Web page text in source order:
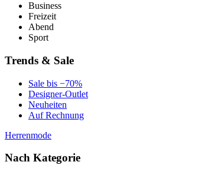
Business
Freizeit
Abend
Sport
Trends & Sale
Sale bis −70%
Designer-Outlet
Neuheiten
Auf Rechnung
Herrenmode
Nach Kategorie